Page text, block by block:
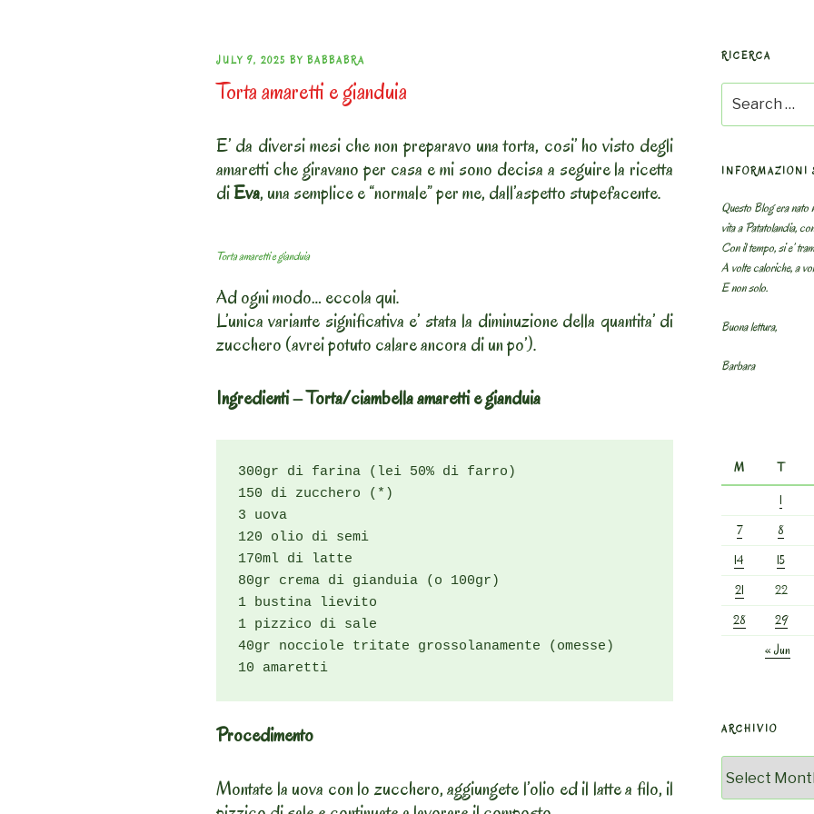
POSTED
ON
JULY 9, 2025 BY BABBABRA
Torta amaretti e gianduia
E’ da diversi mesi che non preparavo una torta, cosi’ ho visto degli
amaretti che giravano per casa e mi sono decisa a seguire la ricetta
diEva, una semplice e “normale” per me, dall’aspetto stupefacente.
Torta amaretti e gianduia
Ad ogni modo… eccola qui.
L’unica variante significativa e’ stata la diminuzione della quantita’ di
zucchero (avrei potuto calare ancora di un po’).
Ingredienti – Torta/ciambella amaretti e gianduia
300gr di farina (lei 50% di farro)
150 di zucchero (*)
3 uova
120 olio di semi
170ml di latte
80gr crema di gianduia (o 100gr)
1 bustina lievito
1 pizzico di sale
40gr nocciole tritate grossolanamente (omesse)
10 amaretti
Procedimento
Montate la uova con lo zucchero, aggiungete l’olio ed il latte a filo, il
RICERCA
for:
INFORMAZIONI
Questo Blog era
vita a Patatolandia,
Con il tempo, si e’
A volte caloriche, a
E non solo.
Buona lettura,
Barbara
M
T
1
7
8
14
15
21
22
28
29
« Jun
ARCHIVIO